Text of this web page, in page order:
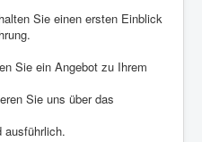
Sie einen ersten Einblick
Sie ein Angebot zu Ihrem
Sie uns über das
ausführlich.